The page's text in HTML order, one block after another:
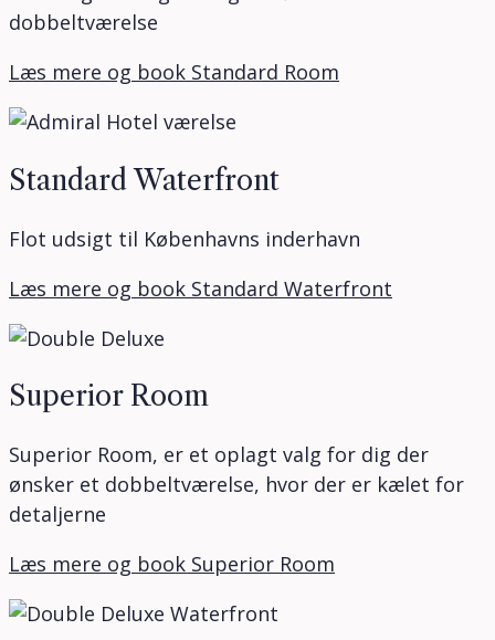
dobbeltværelse
Læs mere og book Standard Room
Standard Waterfront
Flot udsigt til Københavns inderhavn
Læs mere og book Standard Waterfront
Superior Room
Superior Room, er et oplagt valg for dig der
ønsker et dobbeltværelse, hvor der er kælet for
detaljerne
Læs mere og book Superior Room